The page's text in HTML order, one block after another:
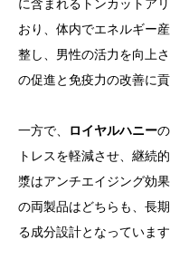
に含まれるトンカットア
おり、体内でエネルギー
整し、男性の活力を向上
の促進と免疫力の改善に貢
一方で、 ロイヤルハニー
トレスを軽減させ、継続
漿はアンチエイジング効
の両製品はどちらも、長
る成分設計となっています